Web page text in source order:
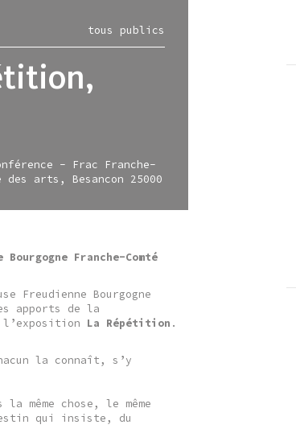
tous publics
- Frac Franche-
des arts, Besancon 25000
Franche-Comté
Freudienne Bourgogne
apports de la
La Répétition .
la connaît, s’y
même chose, le même
qui insiste, du